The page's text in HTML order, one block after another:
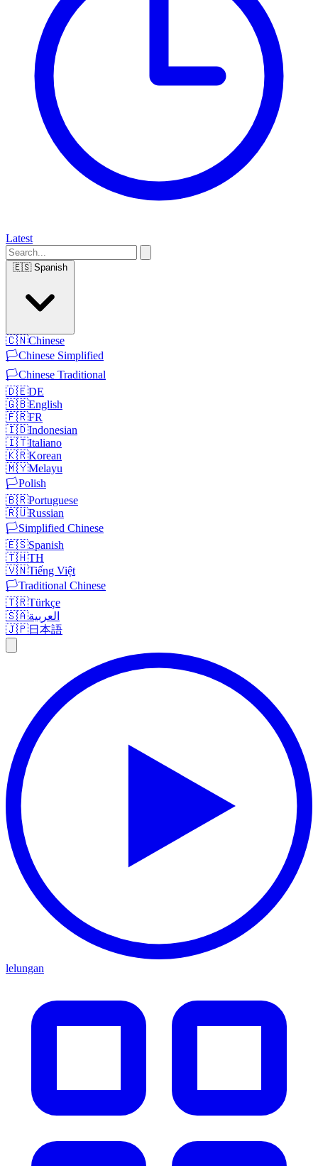
Latest
🇪🇸 Spanish
🇨🇳Chinese
🏳️Chinese Simplified
🏳️Chinese Traditional
🇩🇪DE
🇬🇧English
🇫🇷FR
🇮🇩Indonesian
🇮🇹Italiano
🇰🇷Korean
🇲🇾Melayu
🏳️Polish
🇧🇷Portuguese
🇷🇺Russian
🏳️Simplified Chinese
🇪🇸Spanish
🇹🇭TH
🇻🇳Tiếng Việt
🏳️Traditional Chinese
🇹🇷Türkçe
🇸🇦العربية
🇯🇵日本語
lelungan